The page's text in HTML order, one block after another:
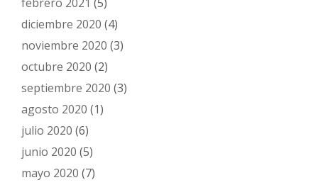
diciembre 2020 (4)
noviembre 2020 (3)
octubre 2020 (2)
septiembre 2020 (3)
agosto 2020 (1)
julio 2020 (6)
junio 2020 (5)
mayo 2020 (7)